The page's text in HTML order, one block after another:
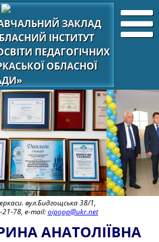
ЗАКЛАД
ІНСТИТУТ
ПЕДАГОГІЧНИХ
ОБЛАСНОЇ
вул.Бидгощська 38/1,
21-78, e-mail:oipopp@ukr.net
АНАТОЛІЇВНА